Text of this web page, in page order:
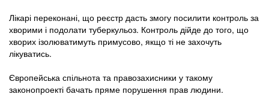
Лікарі переконані, що реєстр дасть змогу посилити контроль за
хворими і подолати туберкульоз. Контроль дійде до того, що
хворих ізолюватимуть примусово, якщо ті не захочуть
лікуватись.
Європейська спільнота та правозахисники у такому
законопроекті бачать пряме порушення прав людини.